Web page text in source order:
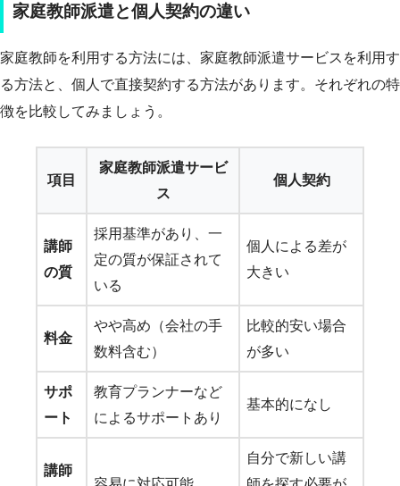
家庭教師派遣と個人契約の違い
家庭教師を利用する方法には、家庭教師派遣サービスを利用す
る方法と、個人で直接契約する方法があります。それぞれの特
徴を比較してみましょう。
項目
家庭教師派遣サービ
ス
個人契約
講師
の質
採用基準があり、一
定の質が保証されて
いる
個人による差が
大きい
料金
やや高め（会社の手
数料含む）
比較的安い場合
が多い
サポ
ート
教育プランナーなど
によるサポートあり
基本的になし
講師
自分で新しい講